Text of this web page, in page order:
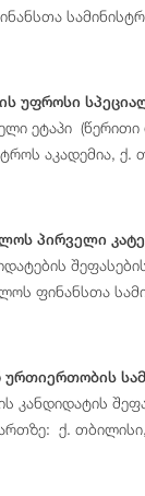
უფროსი
ეტაპი (წერითი
აკადემია, ქ.
პირველი
ფინანსთა
ურთიერთობის
კანდიდატის
ქ.